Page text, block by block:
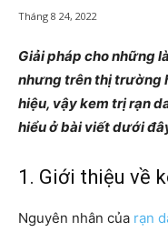
Tháng 8 24, 2022
Giải pháp cho những
nhưng trên thị trường
hiệu, vậy kem trị rạn
hiểu ở bài viết dưới
1. Giới thiệu về
Nguyên nhân của rạn